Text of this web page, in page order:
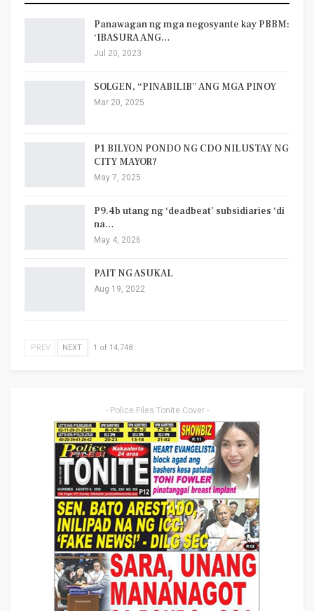
Panawagan ng mga negosyante kay PBBM:
‘IBASURA ANG…
Jul 20, 2023
SOLGEN, “PINABILIB” ANG MGA PINOY
Mar 20, 2025
P1 BILYON PONDO NG CDO NILUSTAY NG
CITY MAYOR?
May 7, 2025
P9.4b utang ng ‘deadbeat’ subsidiaries ‘di
na…
May 4, 2026
PAIT NG ASUKAL
Aug 19, 2022
PREV NEXT 1 of 14,748
- Police Files Tonite Cover -